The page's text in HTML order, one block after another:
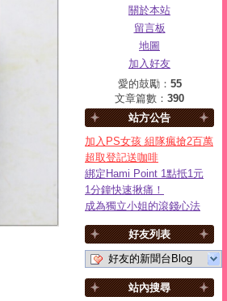
關於本站
留言板
地圖
加入好友
愛的鼓勵： 55
文章篇數： 390
站方公告
加入PS女孩 組隊瘋搶2百萬
超取登記送咖啡
綁定Hami Point 1點抵1元
1分鐘快速揪痛！
成為獨立小姐的滾錢心法
好友列表
好友的新聞台Blog
站內搜尋